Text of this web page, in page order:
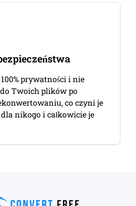
prywatności i nie
Twoich plików po
co czyni je
nikogo i całkowicie je